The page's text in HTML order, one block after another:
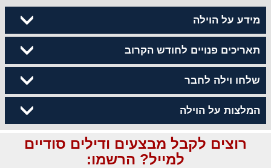
מידע על הוילה
תאריכים פנויים לחודש הקרוב
שלחו וילה לחבר
המלצות על הוילה
רוצים לקבל מבצעים ודילים סודיים
למייל? הרשמו: